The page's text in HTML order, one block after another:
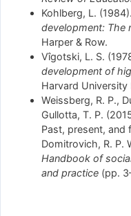
Kohlberg, L. (1984).
development: The
Harper & Row.
Vîgotski, L. S.
development of
Harvard University
Weissberg, R. P.,
Gullotta, T. P.
Past, present, and
Domitrovich, R. P.
Handbook of
and practice (pp.